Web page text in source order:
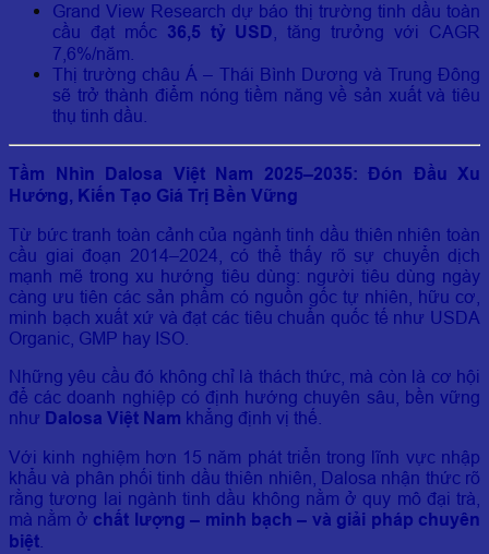
Grand View Research dự báo thị trường tinh dầu toàn
cầu đạt mốc 36,5 tỷ USD , tăng trưởng với CAGR
7,6%/năm.
Thị trường châu Á – Thái Bình Dương và Trung Đông
sẽ trở thành điểm nóng tiềm năng về sản xuất và tiêu
thụ tinh dầu.
Tầm Nhìn Dalosa Việt Nam 2025–2035: Đón Đầu Xu
Hướng, Kiến Tạo Giá Trị Bền Vững
Từ bức tranh toàn cảnh của ngành tinh dầu thiên nhiên toàn
cầu giai đoạn 2014–2024, có thể thấy rõ sự chuyển dịch
mạnh mẽ trong xu hướng tiêu dùng: người tiêu dùng ngày
càng ưu tiên các sản phẩm có nguồn gốc tự nhiên, hữu cơ,
minh bạch xuất xứ và đạt các tiêu chuẩn quốc tế như USDA
Organic, GMP hay ISO.
Những yêu cầu đó không chỉ là thách thức, mà còn là cơ hội
để các doanh nghiệp có định hướng chuyên sâu, bền vững
như Dalosa Việt Nam khẳng định vị thế.
Với kinh nghiệm hơn 15 năm phát triển trong lĩnh vực nhập
khẩu và phân phối tinh dầu thiên nhiên, Dalosa nhận thức rõ
rằng tương lai ngành tinh dầu không nằm ở quy mô đại trà,
mà nằm ở chất lượng – minh bạch – và giải pháp chuyên
biệt